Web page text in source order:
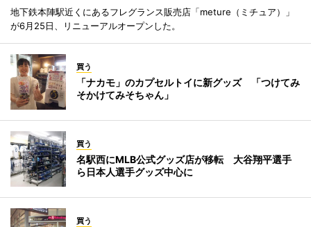
地下鉄本陣駅近くにあるフレグランス販売店「meture（ミチュア）」
が6月25日、リニューアルオープンした。
買う
「ナカモ」のカプセルトイに新グッズ 「つけてみ
そかけてみそちゃん」
買う
名駅西にMLB公式グッズ店が移転 大谷翔平選手
ら日本人選手グッズ中心に
買う